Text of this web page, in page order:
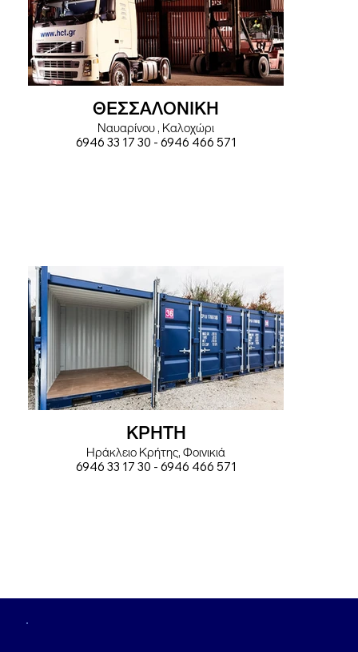
ΘΕΣΣΑΛΟΝΙΚΗ
Ναυαρίνου , Καλοχώρι
6946 33 17 30 - 6946 466 571
ΚΡΗΤΗ
Ηράκλειο Κρήτης, Φοινικιά
6946 33 17 30 - 6946 466 571